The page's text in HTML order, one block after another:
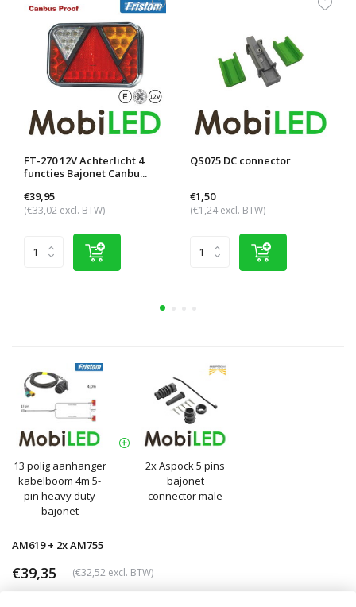
FT-270 12V Achterlicht 4
functies Bajonet Canbu...
€39,95
(€33,02 excl. BTW)
QS075 DC connector
€1,50
(€1,24 excl. BTW)
13 polig aanhanger
kabelboom 4m 5-
pin heavy duty
bajonet
2x Aspock 5 pins
bajonet
connector male
AM619 + 2x AM755
€39,35 (€32,52 excl. BTW)